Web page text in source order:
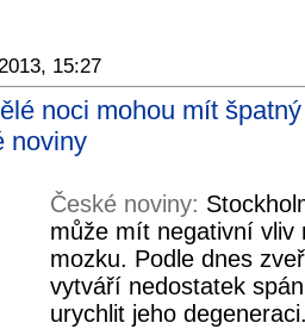
15:27
noci mohou mít
noviny
České noviny:
může mít negativní vliv
mozku. Podle dnes
vytváří nedostatek
urychlit jeho